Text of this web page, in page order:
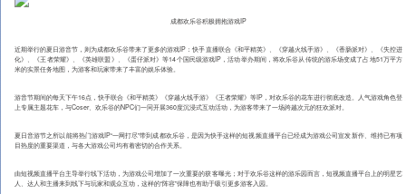
成都欢乐谷积极拥抱游戏IP
近期举行的夏日游音节，则为成都欢乐谷带来了更多的游戏IP：快手直播联合《和平精英》、《穿越火线手游》、《香肠派对》、《失控进
化》、《王者荣耀》、《英雄联盟》、《蛋仔派对》等14个国民级游戏IP，活动举办期间，将欢乐谷从传统的游乐场变成了占地51万平方
米的实景任务地图，为游客和玩家带来了丰富的娱乐体验。
游音节期间的每天下午16点，快手联合《和平精英》《穿越火线手游》《王者荣耀》等IP，对欢乐谷的花车进行彻底改造。人气游戏角色登
上专属主题花车，与Coser、欢乐谷的NPC们一同开展360度沉浸式互动活动，为游客带来了一场跨越次元的狂欢派对。
夏日音游节之所以能将热门游戏IP“一网打尽”带到成都欢乐谷，是因为快手这样的短视频直播平台已经成为游戏公司宣发新作、维持已有项
目热度的重要渠道，与各大游戏公司均有着密切的合作关系。
由短视频直播平台主导举行线下活动，为游戏公司增加了一次重要的获客曝光；对于欢乐谷这样的游乐园而言，短视频直播平台上的明星艺
人、达人和主播来到线下与玩家和观众互动，这样的“阵容”保障也有助于吸引更多游客入园。